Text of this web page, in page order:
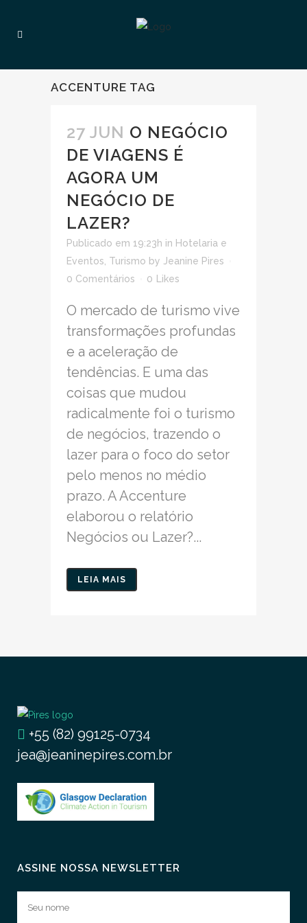
ACCENTURE TAG
27 JUN O NEGÓCIO
DE VIAGENS É
AGORA UM
NEGÓCIO DE
LAZER?
Publicado em 19:23h in Hotelaria e
Eventos Turismo by Jeanine Pires
0 Comentários
0 Likes
O mercado de turismo vive
transformações profundas
e a aceleração de
tendências. E uma das
coisas que mudou
radicalmente foi o turismo
de negócios, trazendo o
lazer para o foco do setor
pelo menos no médio
prazo. A Accenture
elaborou o relatório
Negócios ou Lazer?...
LEIA MAIS
+55 (82) 99125-0734
jea@jeaninepires.com.br
ASSINE NOSSA NEWSLETTER